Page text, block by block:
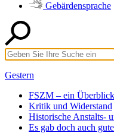
Gebärdensprache
Gestern
FSZM – ein Überblick
Kritik und Widerstand
Historische Anstalts-
Es gab doch auch